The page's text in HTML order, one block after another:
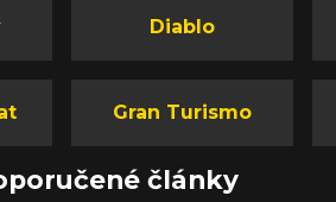
Diablo
Gran Turismo
články